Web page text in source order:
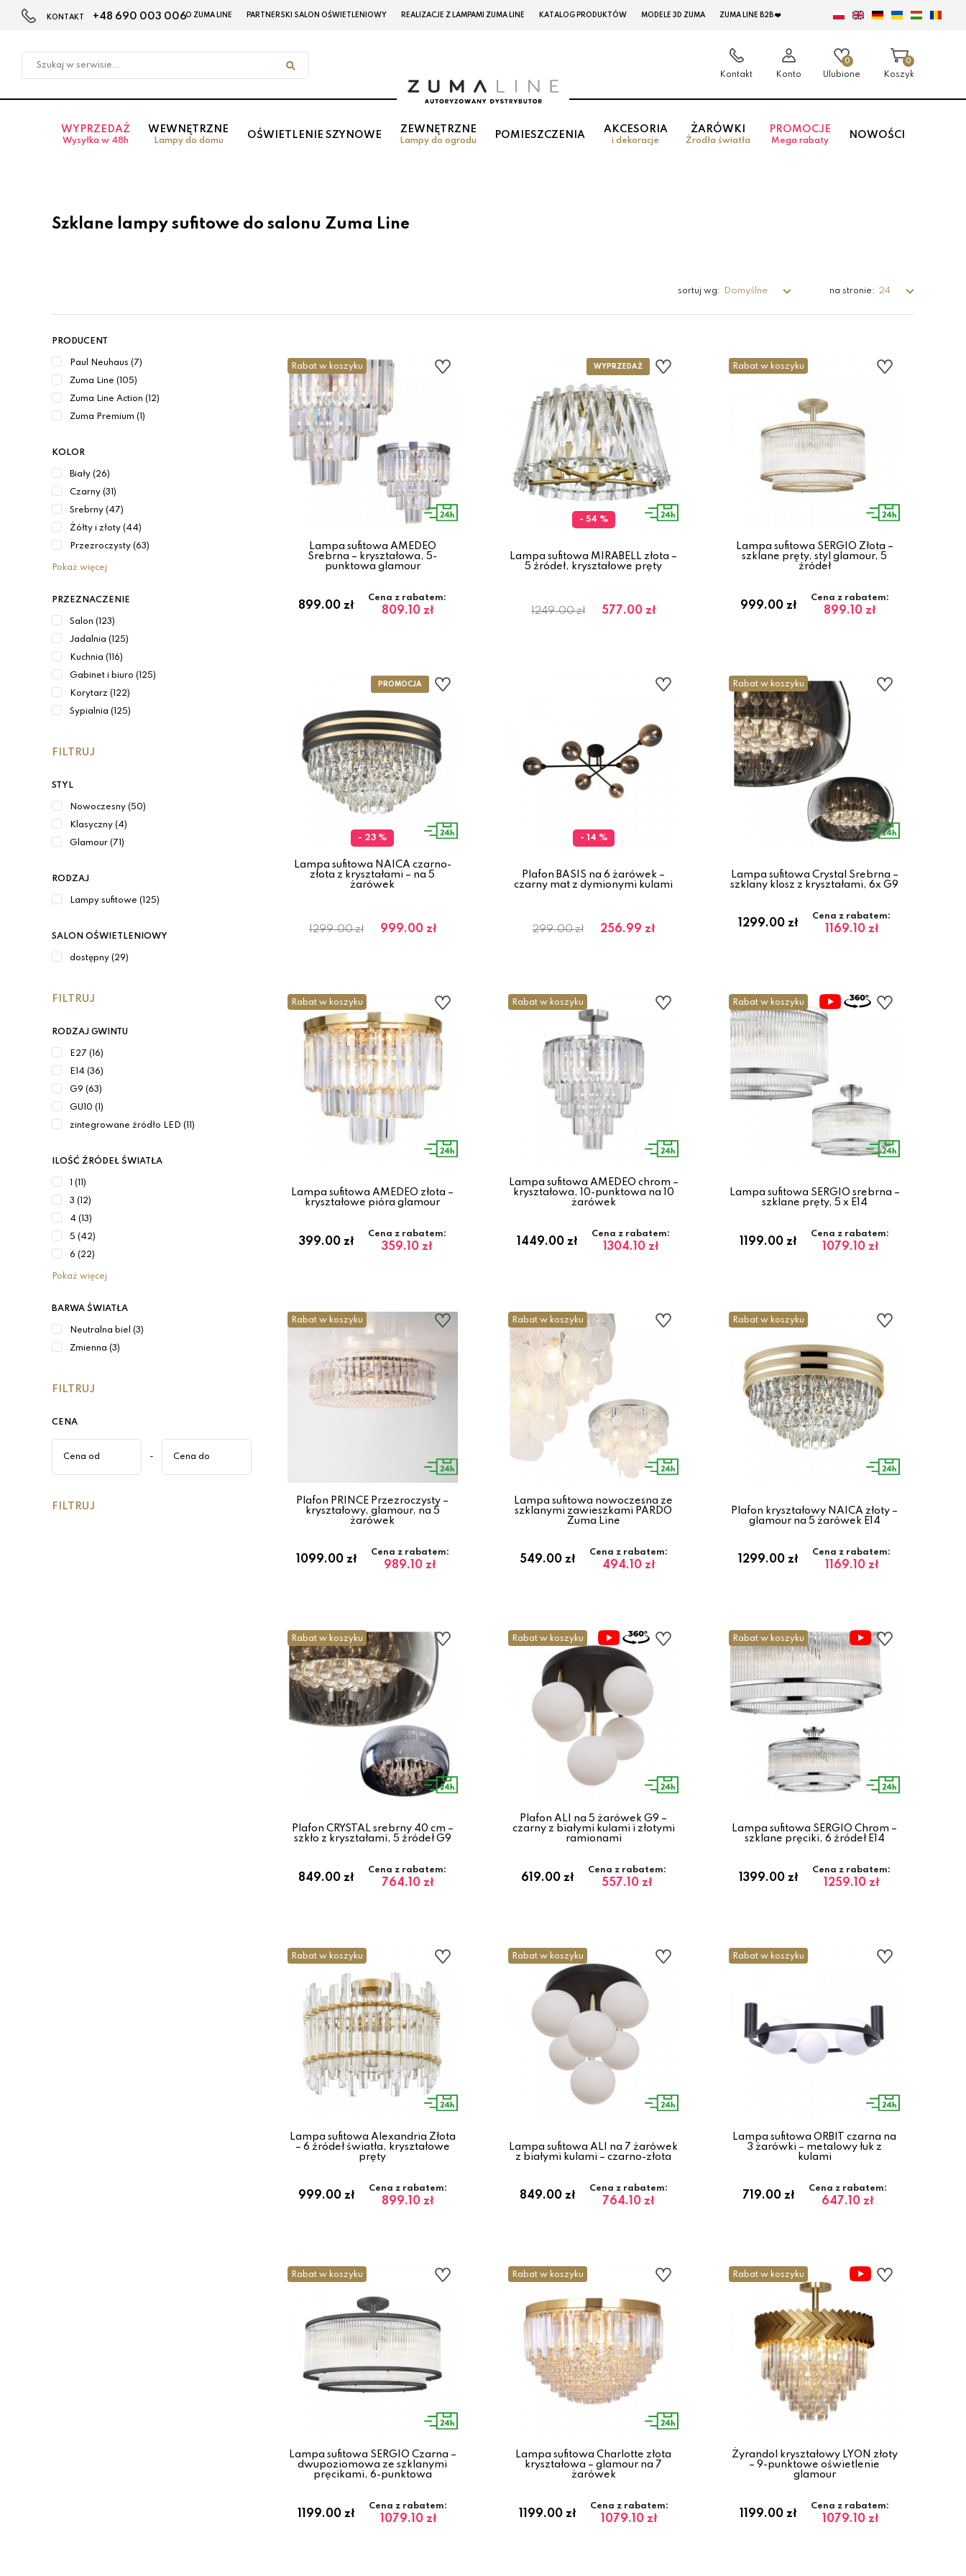
w
KONTAKT +48 690 003 006O ZUMA LINE PARTNERSKI SALON OŚWIETLENIOWY REALIZACJE Z LAMPAMI ZUMA LINE KATALOG PRODUKTÓW MODELE 3D ZUMA ZUMA LINE B2B ❤️
Kontakt Konto
0
Ulubione
0
Koszyk
WYPRZEDAŻ
Wysyłka w 48h
WEWNĘTRZNE
Lampy do domu
OŚWIETLENIE SZYNOWE
ZEWNĘTRZNE
Lampy do ogrodu
POMIESZCZENIA
AKCESORIA
i dekoracje
ŻARÓWKI
Źrodła światła
PROMOCJE
Mega rabaty
NOWOŚCI
Szklane lampy sufitowe do salonu Zuma Line
sortuj wg: Domyślne na stronie: 24
PRODUCENT
Paul Neuhaus (7)
Zuma Line (105)
Zuma Line Action (12)
Zuma Premium (1)
KOLOR
Biały (26)
Czarny (31)
Srebrny (47)
Żółty i złoty (44)
Przezroczysty (63)
Pokaż więcej
PRZEZNACZENIE
Salon (123)
Jadalnia (125)
Kuchnia (116)
Gabinet i biuro (125)
Korytarz (122)
Sypialnia (125)
FILTRUJ
STYL
Nowoczesny (50)
Klasyczny (4)
Glamour (71)
RODZAJ
Lampy sufitowe (125)
SALON OŚWIETLENIOWY
dostępny (29)
FILTRUJ
RODZAJ GWINTU
E27 (16)
E14 (36)
G9 (63)
GU10 (1)
zintegrowane źródło LED (11)
ILOŚĆ ŹRÓDEŁ ŚWIATŁA
1 (11)
3 (12)
4 (13)
5 (42)
6 (22)
Pokaż więcej
BARWA ŚWIATŁA
Neutralna biel (3)
Zmienna (3)
FILTRUJ
CENA
-
FILTRUJ
Rabat w koszyku
Lampa sufitowa AMEDEO
Srebrna – kryształowa, 5-
punktowa glamour
899.00 zł
Cena z rabatem:
809.10 zł
- 54 %
Lampa sufitowa MIRABELL złota –
5 źródeł, kryształowe pręty
1249.00 zł 577.00 zł
Rabat w koszyku
Lampa sufitowa SERGIO Złota –
szklane pręty, styl glamour, 5
źródeł
999.00 zł
Cena z rabatem:
899.10 zł
- 23 %
Lampa sufitowa NAICA czarno-
złota z kryształami – na 5
żarówek
1299.00 zł 999.00 zł
- 14 %
Plafon BASIS na 6 żarówek –
czarny mat z dymionymi kulami
299.00 zł 256.99 zł
Rabat w koszyku
Lampa sufitowa Crystal Srebrna –
szklany klosz z kryształami, 6x G9
1299.00 zł
Cena z rabatem:
1169.10 zł
Rabat w koszyku
Lampa sufitowa AMEDEO złota –
kryształowe pióra glamour
399.00 zł
Cena z rabatem:
359.10 zł
Rabat w koszyku
Lampa sufitowa AMEDEO chrom –
kryształowa, 10-punktowa na 10
żarówek
1449.00 zł
Cena z rabatem:
1304.10 zł
Rabat w koszyku
Lampa sufitowa SERGIO srebrna –
szklane pręty, 5 x E14
1199.00 zł
Cena z rabatem:
1079.10 zł
Rabat w koszyku
Plafon PRINCE Przezroczysty –
kryształowy, glamour, na 5
żarówek
1099.00 zł
Cena z rabatem:
989.10 zł
Rabat w koszyku
Lampa sufitowa nowoczesna ze
szklanymi zawieszkami PARDO
Zuma Line
549.00 zł
Cena z rabatem:
494.10 zł
Rabat w koszyku
Plafon kryształowy NAICA złoty –
glamour na 5 żarówek E14
1299.00 zł
Cena z rabatem:
1169.10 zł
Rabat w koszyku
Plafon CRYSTAL srebrny 40 cm –
szkło z kryształami, 5 źródeł G9
849.00 zł
Cena z rabatem:
764.10 zł
Rabat w koszyku
Plafon ALI na 5 żarówek G9 –
czarny z białymi kulami i złotymi
ramionami
619.00 zł
Cena z rabatem:
557.10 zł
Rabat w koszyku
Lampa sufitowa SERGIO Chrom –
szklane pręciki, 6 źródeł E14
1399.00 zł
Cena z rabatem:
1259.10 zł
Rabat w koszyku
Lampa sufitowa Alexandria Złota
– 6 źródeł światła, kryształowe
pręty
999.00 zł
Cena z rabatem:
899.10 zł
Rabat w koszyku
Lampa sufitowa ALI na 7 żarówek
z białymi kulami – czarno-złota
849.00 zł
Cena z rabatem:
764.10 zł
Rabat w koszyku
Lampa sufitowa ORBIT czarna na
3 żarówki – metalowy łuk z
kulami
719.00 zł
Cena z rabatem:
647.10 zł
Rabat w koszyku
Lampa sufitowa SERGIO Czarna –
dwupoziomowa ze szklanymi
pręcikami, 6-punktowa
1199.00 zł
Cena z rabatem:
1079.10 zł
Rabat w koszyku
Lampa sufitowa Charlotte złota
kryształowa – glamour na 7
żarówek
1199.00 zł
Cena z rabatem:
1079.10 zł
Rabat w koszyku
Żyrandol kryształowy LYON złoty
– 9-punktowe oświetlenie
glamour
1199.00 zł
Cena z rabatem:
1079.10 zł